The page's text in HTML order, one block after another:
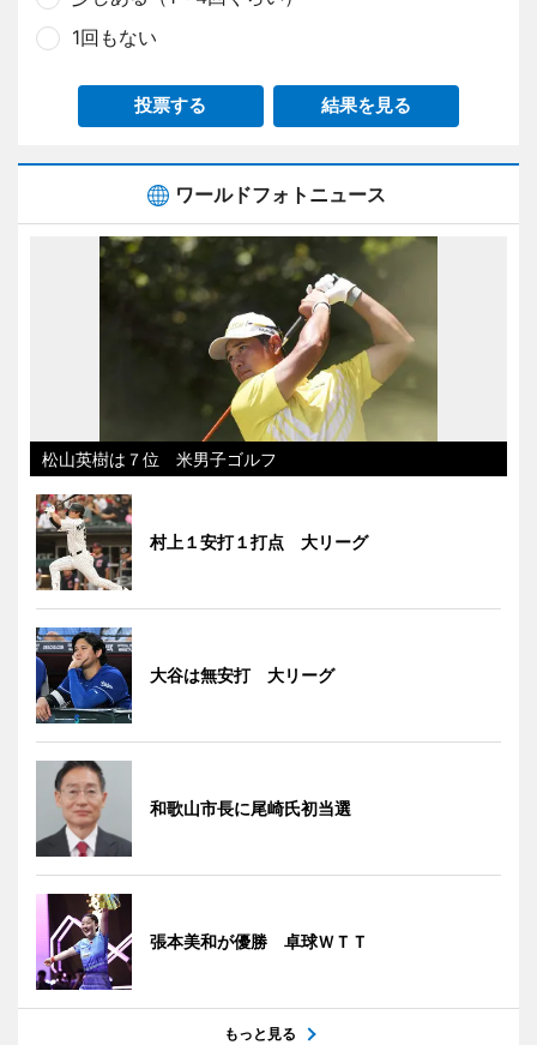
1回もない
投票する 結果を見る
ワールドフォトニュース
松山英樹は７位 米男子ゴルフ
村上１安打１打点 大リーグ
大谷は無安打 大リーグ
和歌山市長に尾崎氏初当選
張本美和が優勝 卓球ＷＴＴ
もっと見る